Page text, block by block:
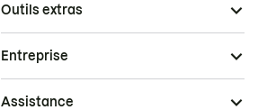
Outils extras
Entreprise
Assistance